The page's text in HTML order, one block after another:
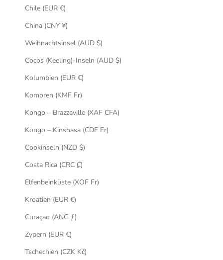
Chile (EUR €)
China (CNY ¥)
Weihnachtsinsel (AUD $)
Cocos (Keeling)-Inseln (AUD $)
Kolumbien (EUR €)
Komoren (KMF Fr)
Kongo – Brazzaville (XAF CFA)
Kongo – Kinshasa (CDF Fr)
Cookinseln (NZD $)
Costa Rica (CRC ₡)
Elfenbeinküste (XOF Fr)
Kroatien (EUR €)
Curaçao (ANG ƒ)
Zypern (EUR €)
Tschechien (CZK Kč)